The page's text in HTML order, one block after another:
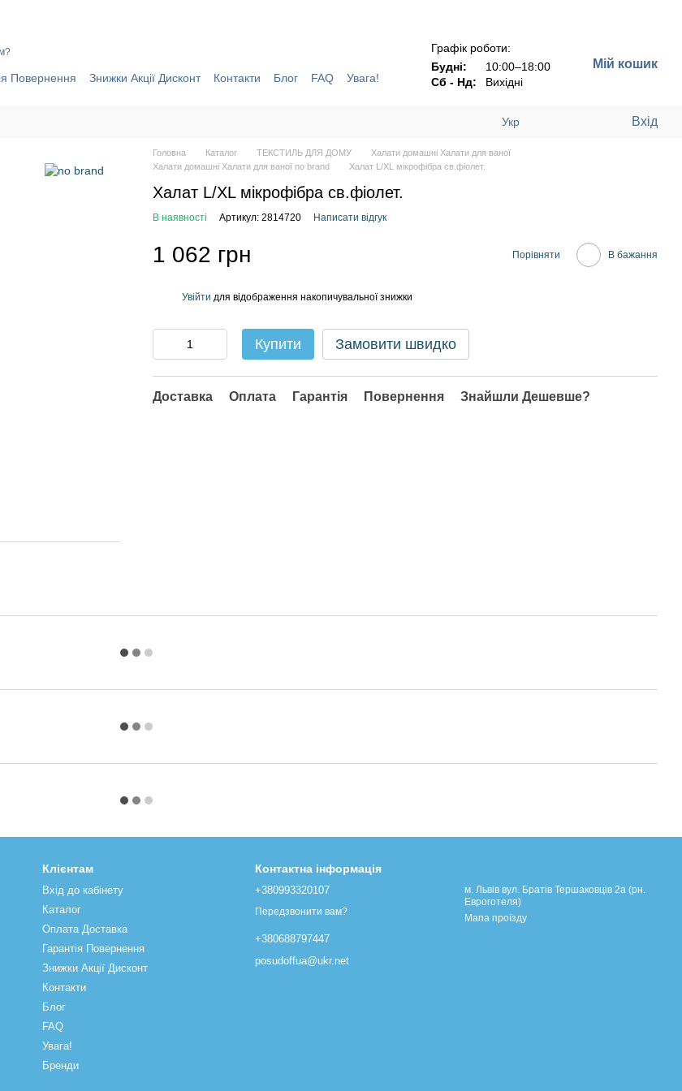
Повернення Знижки Акції Дисконт Контакти Блог FAQ
Увага!
Графік роботи:
Будні:
10:00–18:00
Сб - Нд:
Вихідні
Мій кошик
Укр Вхід
Головна Каталог ТЕКСТИЛЬ ДЛЯ ДОМУ
Халати домашні Халати для ваної
Халати домашні Халати для ваної no brand
Халат L/XL мікрофібра св.фіолет.
Халат L/XL мікрофібра св.фіолет.
В наявності Артикул: 2814720 Написати відгук
1 062 грн Порівняти В бажання
Увійти для відображення накопичувальної знижки
Купити Замовити швидко
Доставка Оплата Гарантія Повернення Знайшли Дешевше?
Клієнтам
Вхід до кабінету
Каталог
Оплата Доставка
Гарантія Повернення
Знижки Акції Дисконт
Контакти
Блог
FAQ
Увага!
Бренди
Контактна інформація
+380993320107
Передзвонити вам?
+380688797447
posudoffua@ukr.net
м. Львів вул. Братів Тершаковців 2а (рн.
Евроготеля)
Мапа проїзду